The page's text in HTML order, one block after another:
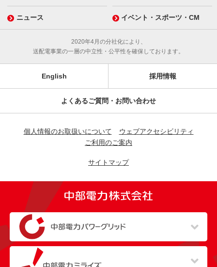
ニュース イベント・スポーツ・CM
2020年4月の分社化により、
送配電事業の一層の中立性・公平性を確保しております。
English 採用情報
よくあるご質問・お問い合わせ
個人情報のお取扱いについて
ウェブアクセシビリティ
ご利用のご案内
サイトマップ
（新しいウィンドウを開きます）